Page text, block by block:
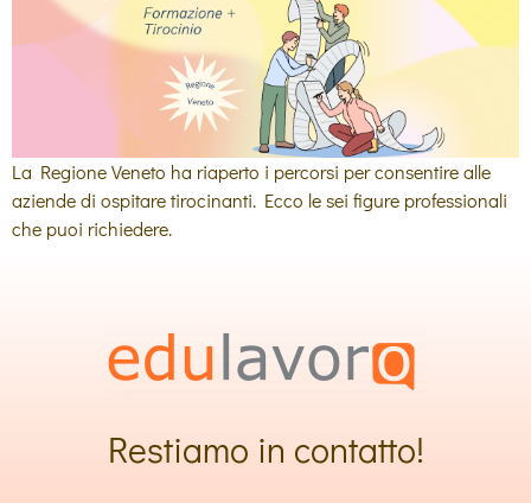
La Regione Veneto ha riaperto i percorsi per consentire alle
aziende di ospitare tirocinanti. Ecco le sei figure professionali
che puoi richiedere.
Restiamo in contatto!